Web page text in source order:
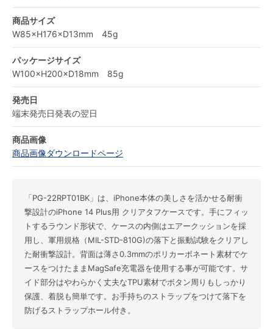
商品サイズ
W85×H176×D13mm 45g
パッケージサイズ
W100×H200×D18mm 85g
発売日
端末発売日発表の翌日
商品画像
商品画像ダウンロードページ
「PG-22RPT01BK」は、iPhone本体の美しさを活かせる耐衝
撃設計のiPhone 14 Plus用 クリアタフケースです。手にフィッ
トするラウンド形状で、ケースの内側はエアークッションを採
用し、軍用規格（MIL-STD-810G)の落下と振動試験をクリアし
た耐衝撃設計。背面は薄さ0.3mmのポリカーボネート素材でケ
ースをつけたままMagSafe充電器を使用する事が可能です。サ
イド部分はやわらかく丈夫なTPU素材でボタン周りもしっかり
保護、着脱も簡単です。お手持ちのストラップをつけて落下を
防げるストラップホール付き。